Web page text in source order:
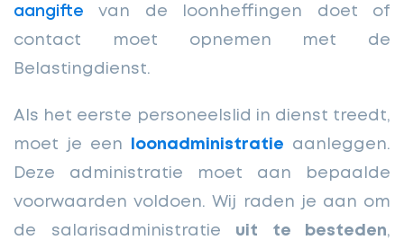
aangifte van de loonheffingen doet of
contact moet opnemen met de
Belastingdienst.
Als het eerste personeelslid in dienst treedt,
moet je een
loonadministratie aanleggen.
Deze administratie moet aan bepaalde
voorwaarden voldoen. Wij raden je aan om
de salarisadministratie uit te besteden,